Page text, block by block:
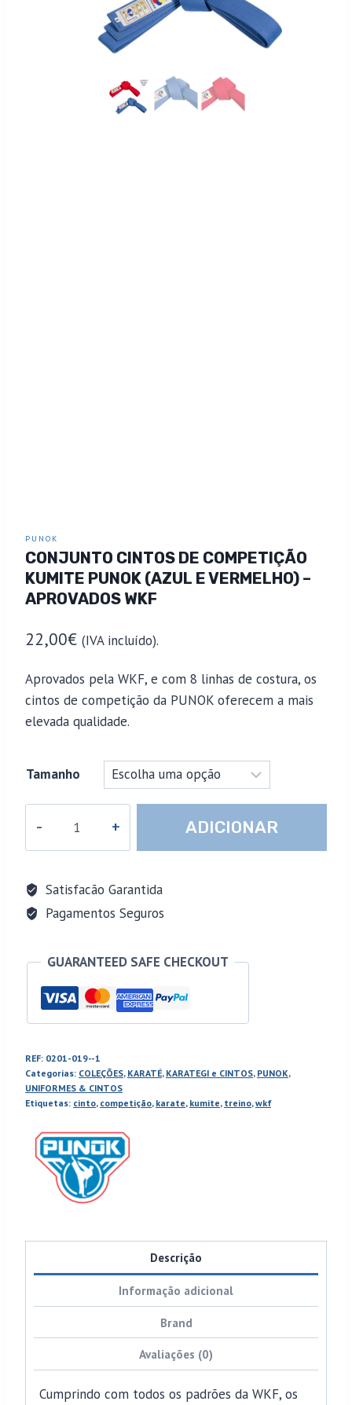
PUNOK
CONJUNTO CINTOS DE COMPETIÇÃO
KUMITE PUNOK (AZUL E VERMELHO) –
APROVADOS WKF
22,00€ (IVA incluído).
Aprovados pela WKF, e com 8 linhas de costura, os
cintos de competição da PUNOK oferecem a mais
elevada qualidade.
Tamanho
CONJUNTO
DE
COMPETIÇÃO
PUNOK
(AZUL
VERMELHO)
APROVADOS
WKF
ADICIONAR
Satisfacão Garantida
Pagamentos Seguros
GUARANTEED SAFE CHECKOUT
REF: 0201-019--1
Categorias: COLEÇÕES, KARATÉ, KARATEGI e CINTOS, PUNOK,
UNIFORMES & CINTOS
Etiquetas: cinto, competição, karate, kumite, treino,wkf
Descrição
Informação adicional
Brand
Avaliações (0)
Cumprindo com todos os padrões da WKF, os